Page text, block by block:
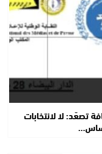
تصعّد: لا لانتخابات